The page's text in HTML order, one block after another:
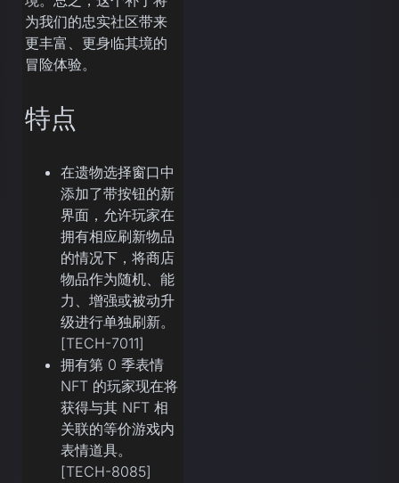
为我们的忠实社区带来
更丰富、更身临其境的
冒险体验。
特点
在遗物选择窗口中
添加了带按钮的新
界面，允许玩家在
拥有相应刷新物品
的情况下，将商店
物品作为随机、能
力、增强或被动升
级进行单独刷新。
[TECH-7011]
拥有第 0 季表情
NFT 的玩家现在将
获得与其 NFT 相
关联的等价游戏内
表情道具。
[TECH-8085]